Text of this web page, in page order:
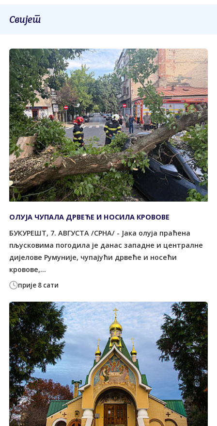
Свијет
прије 8 сати
ОЛУЈА ЧУПАЛА ДРВЕЋЕ И НОСИЛА КРОВОВЕ
БУКУРЕШT, 7. АВГУСТА /СРНА/ - Јака олуја праћена
пљусковима погодила је данас западне и централне
дијелове Румуније, чупајући дрвеће и носећи
кровове,...